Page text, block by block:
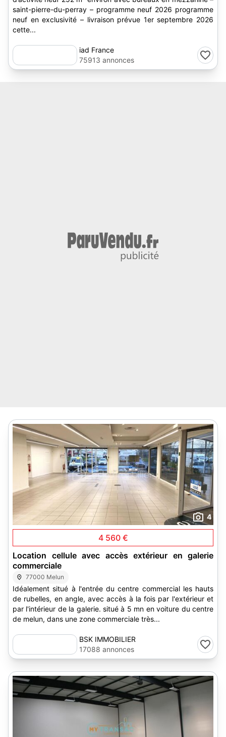
saint-pierre-du-perray – programme neuf 2026 programme
neuf en exclusivité – livraison prévue 1er septembre 2026
cette...
iad France
75913 annonces
4
4 560 €
Location cellule avec accès extérieur en galerie
commerciale
77000 Melun
Idéalement situé à l'entrée du centre commercial les hauts
de rubelles, en angle, avec accès à la fois par l'extérieur et
par l'intérieur de la galerie. situé à 5 mn en voiture du centre
de melun, dans une zone commerciale très...
BSK IMMOBILIER
17088 annonces